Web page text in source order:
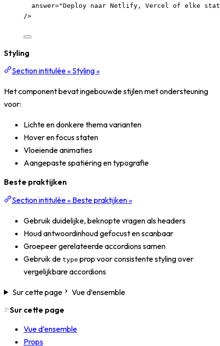
answer="Deploy naar Netlify, Vercel of elke
/>
Styling
Section intitulée « Styling »
Het component bevat ingebouwde stijlen met ondersteuning
voor:
Lichte en donkere thema varianten
Hover en focus staten
Vloeiende animaties
Aangepaste spatiëring en typografie
Beste praktijken
Section intitulée « Beste praktijken »
Gebruik duidelijke, beknopte vragen als headers
Houd antwoordinhoud gefocust en scanbaar
Groepeer gerelateerde accordions samen
Gebruik de type prop voor consistente styling over
vergelijkbare accordions
Sur cette page
Vue d’ensemble
Sur cette page
Vue d’ensemble
Props